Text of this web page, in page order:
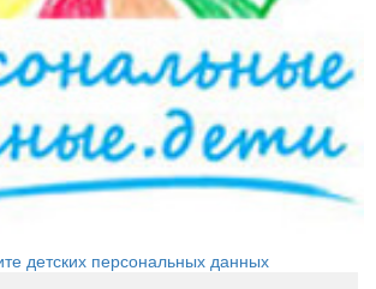
детских персональных данных